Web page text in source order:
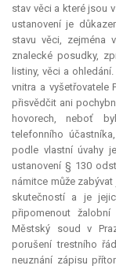
stav věci a které jsou
ustanovení je
stavu věci, zejména
znalecké posudky,
listiny, věci a
vnitra a vyšetřovatele
přisvědčit ani
hovorech, neboť
telefonního
podle vlastní úvahy
ustanovení § 130
námitce může
skutečností a je
připomenout
Městský soud v
porušení trestního
neuznání zápisu